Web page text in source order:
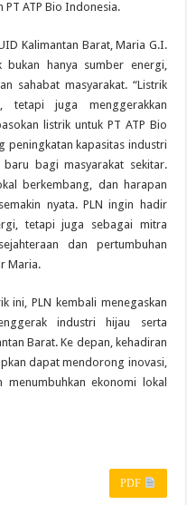
PT ATP Bio Indonesia.
Kalimantan Barat, Maria G.I.
bukan hanya sumber energi,
sahabat masyarakat. “Listrik
tetapi juga menggerakkan
listrik untuk PT ATP Bio
peningkatan kapasitas industri
bagi masyarakat sekitar.
berkembang, dan harapan
nyata. PLN ingin hadir
tetapi juga sebagai mitra
dan pertumbuhan
Maria.
ini, PLN kembali menegaskan
industri hijau serta
Barat. Ke depan, kehadiran
dapat mendorong inovasi,
menumbuhkan ekonomi lokal
PDF